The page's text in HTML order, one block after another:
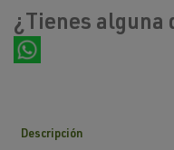
¿Tienes alguna
Descripción